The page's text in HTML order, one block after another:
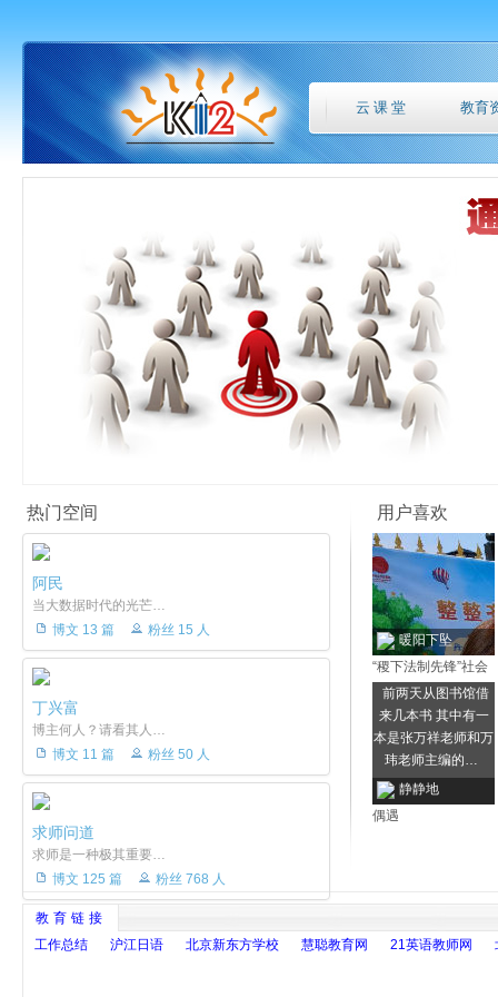
云 课 堂 教育
热门空间
阿民
当大数据时代的光芒…
博文 13 篇
粉丝 15 人
丁兴富
博主何人？请看其人…
博文 11 篇
粉丝 50 人
求师问道
求师是一种极其重要…
博文 125 篇
粉丝 768 人
用户喜欢
暖阳下坠
“稷下法制先锋”社会
实践团队在博山区开
展法律援助宣传活动
静静地
前两天从图书馆借
来几本书 其中有一
本是张万祥老师和万
玮老师主编的…
偶遇
教育链接
工作总结
沪江日语 北京新东方学校 慧聪教育网 21英语教师网